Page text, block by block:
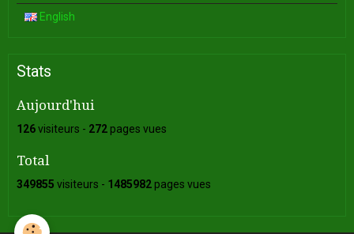
English
Stats
Aujourd'hui
126visiteurs - 272pages vues
Total
349855 visiteurs - 1485982pages vues